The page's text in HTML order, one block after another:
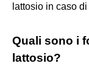
lattosio in caso
Quali sono i
lattosio?